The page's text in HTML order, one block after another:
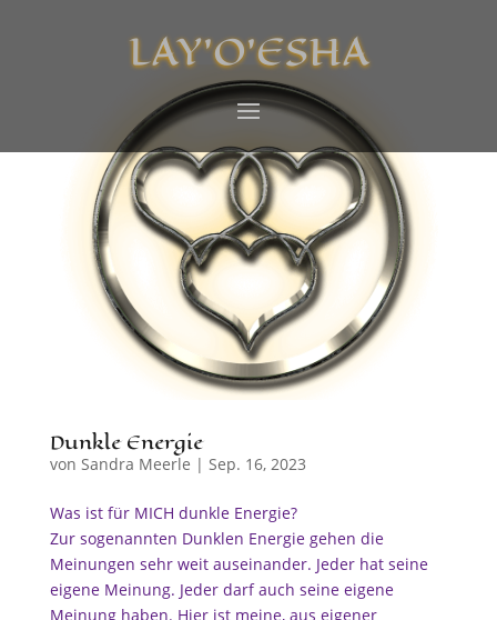
LAY’O’ESHA
Dunkle Energie
von Sandra Meerle | Sep. 16, 2023
Was ist für MICH dunkle Energie?
Zur sogenannten Dunklen Energie gehen die
Meinungen sehr weit auseinander. Jeder hat seine
eigene Meinung. Jeder darf auch seine eigene
Meinung haben. Hier ist meine, aus eigener